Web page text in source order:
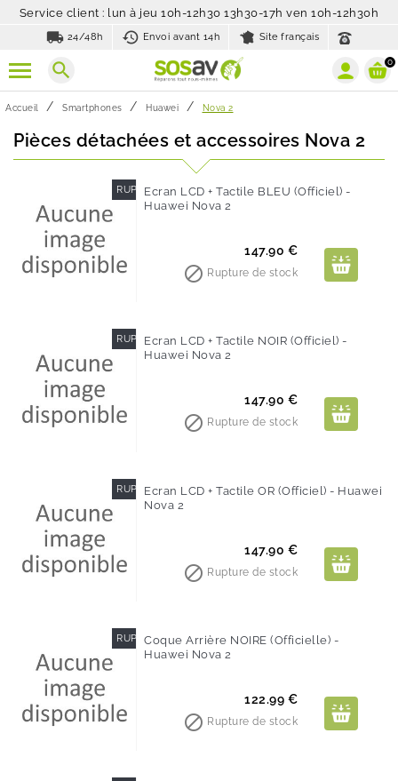
Service client : lun à jeu 10h-12h30 13h30-17h ven 10h-12h30h
local_shipping 24/48h history_toggle_off
Envoi avant 14h Site français
search 0
Accueil Smartphones Huawei Nova 2
Pièces détachées et accessoires Nova 2
RUPTURE DE STOCK
Ecran LCD + Tactile BLEU (Officiel) -
Huawei Nova 2
Prix
147.90 €
 Rupture de stock
RUPTURE DE STOCK
Ecran LCD + Tactile NOIR (Officiel) -
Huawei Nova 2
Prix
147.90 €
 Rupture de stock
RUPTURE DE STOCK
Ecran LCD + Tactile OR (Officiel) - Huawei
Nova 2
Prix
147.90 €
 Rupture de stock
RUPTURE DE STOCK
Coque Arrière NOIRE (Officielle) -
Huawei Nova 2
Prix
122.99 €
 Rupture de stock